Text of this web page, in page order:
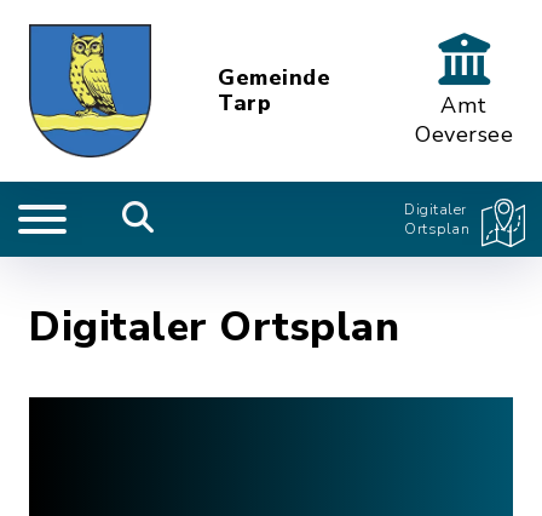
Gemeinde
Tarp
Amt
Oeversee
Digitaler
Ortsplan
Digitaler Ortsplan